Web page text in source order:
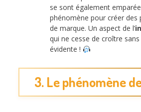
se sont également
phénomène pour créer des
de marque. Un aspect de l’
qui ne cesse de croître
évidente !
3. Le phénomène